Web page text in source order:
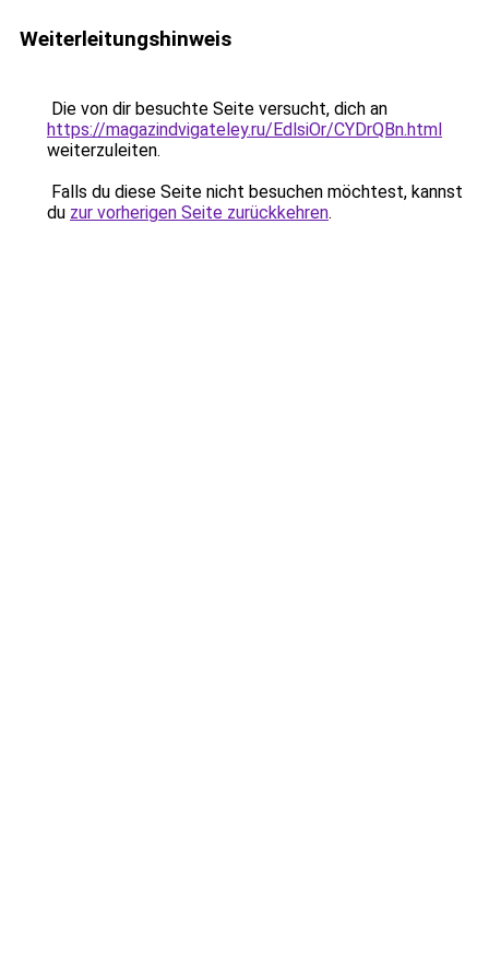
Weiterleitungshinweis
Die von dir besuchte Seite versucht, dich an
https://magazindvigateley.ru/EdlsiOr/CYDrQBn.html
weiterzuleiten.
Falls du diese Seite nicht besuchen möchtest, kannst
du zur vorherigen Seite zurückkehren.